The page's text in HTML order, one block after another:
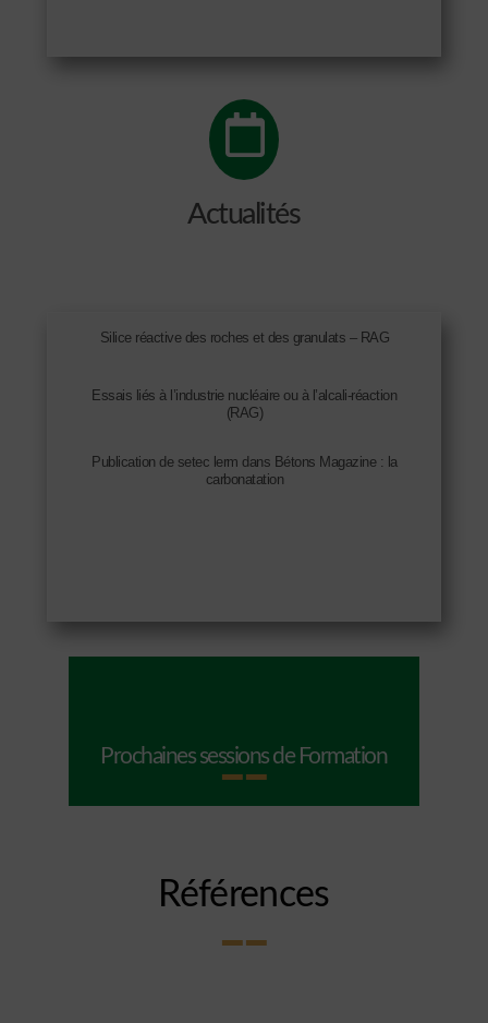
Actualités
Silice réactive des roches et des granulats – RAG
Essais liés à l’industrie nucléaire ou à l’alcali-réaction
(RAG)
Publication de setec lerm dans Bétons Magazine : la
carbonatation
Prochaines sessions de Formation
Références